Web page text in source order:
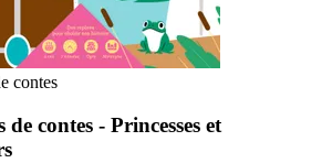
contes
contes - Princesses et